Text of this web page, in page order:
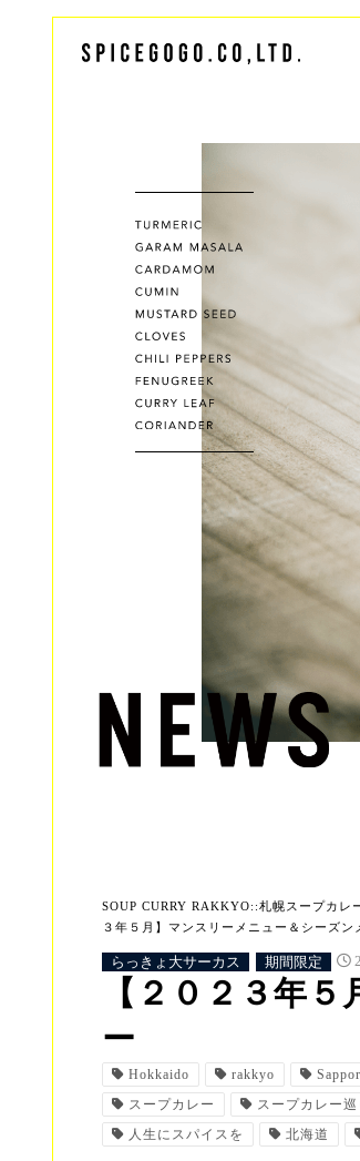
SOUP CURRY RAKKYO::札幌スープカ
３年５月】マンスリーメニュー＆シーズン
らっきょ大サーカス 期間限定
【２０２３年
ー
Hokkaido rakkyo
スープカレー
スープカレー巡
人生にスパイスを
北海道